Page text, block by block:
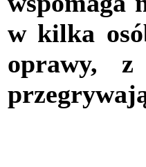
w kilka
oprawy,